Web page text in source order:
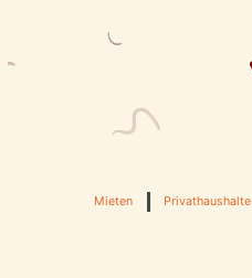
Mieten Privathaushalte